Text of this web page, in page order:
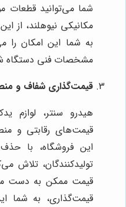
شما می‌توانید قطعات
مکانیکی نیوهلند، از
به شما این امکان را
مشخصات فنی دستگاه
قیمت‌گذاری شفاف و
هیدرو سنتر، لوازم
قیمت‌های رقابتی و
این فروشگاه، با
تولیدکنندگان، تلاش
قیمت ممکن به دست
قیمت‌گذاری، به شما